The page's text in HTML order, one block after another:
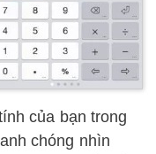
của bạn trong
chóng nhìn